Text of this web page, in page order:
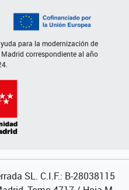
para la modernización de
correspondiente al año
SL. C.I.F.: B-28038115